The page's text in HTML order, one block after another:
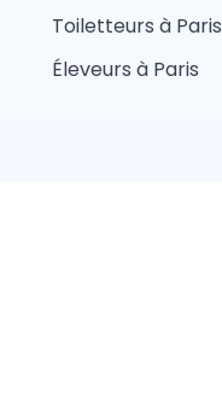
Toiletteurs à Paris
Éleveurs à Paris